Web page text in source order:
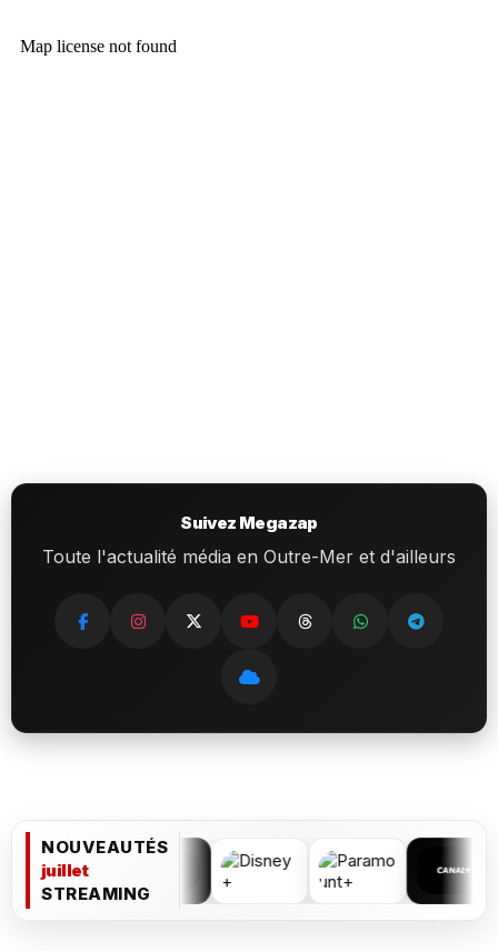
Suivez Megazap
Toute l'actualité média en Outre-Mer et d'ailleurs
NOUVEAUTÉS
juillet
STREAMING